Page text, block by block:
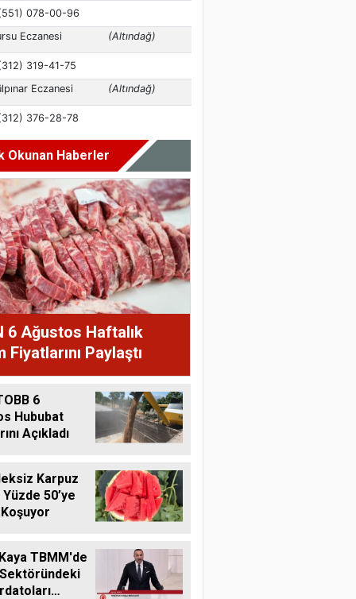
Okunan Haberler
6 Ağustos Haftalık
Fiyatlarını Paylaştı
6
Hububat
Açıkladı
Karpuz
Yüzde 50’ye
TBMM'de